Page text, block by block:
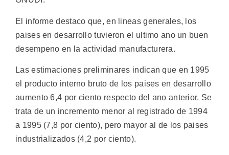
El informe destaco que, en lineas generales, los
paises en desarrollo tuvieron el ultimo ano un buen
desempeno en la actividad manufacturera.
Las estimaciones preliminares indican que en 1995
el producto interno bruto de los paises en desarrollo
aumento 6,4 por ciento respecto del ano anterior. Se
trata de un incremento menor al registrado de 1994
a 1995 (7,8 por ciento), pero mayor al de los paises
industrializados (4,2 por ciento).